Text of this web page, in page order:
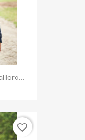
favorite_border